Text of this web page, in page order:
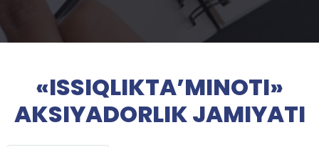
«ISSIQLIKTA’MINOTI»
AKSIYADORLIK JAMIYATI